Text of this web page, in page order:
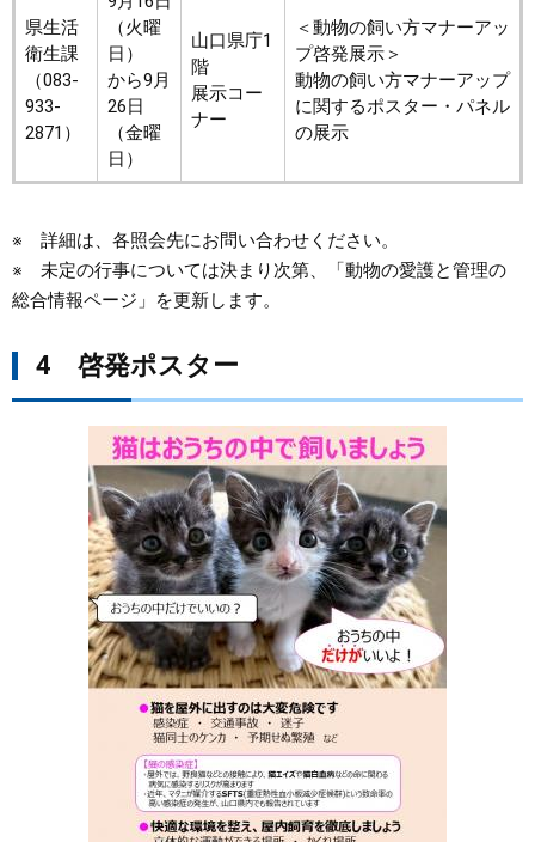
県生活
衛生課
（083-
933-
2871）
（火曜
日）
から9月
26日
（金曜
日）
山口県庁1
階
展示コー
ナー
＜動物の飼い方マナーアッ
プ啓発展示＞
動物の飼い方マナーアップ
に関するポスター・パネル
の展示
※ 詳細は、各照会先にお問い合わせください。
※ 未定の行事については決まり次第、「動物の愛護と管理の
総合情報ページ」を更新します。
4 啓発ポスター